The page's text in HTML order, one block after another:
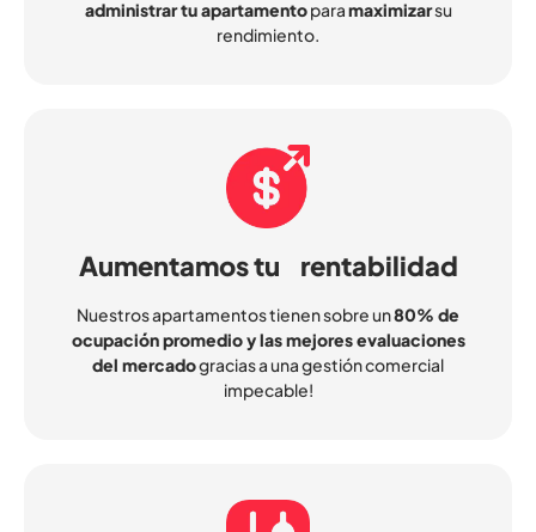
administrar tu apartamentoparamaximizarsu
rendimiento.
Aumentamos tu rentabilidad
Nuestros apartamentos tienen sobre un80% de
ocupación promedio y las mejores evaluaciones
del mercadogracias a una gestión comercial
impecable!